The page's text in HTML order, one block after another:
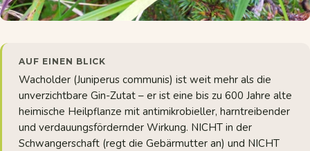
AUF EINEN BLICK
Wacholder (Juniperus communis) ist weit mehr als die
unverzichtbare Gin-Zutat – er ist eine bis zu 600 Jahre alte
heimische Heilpflanze mit antimikrobieller, harntreibender
und verdauungsfördernder Wirkung. NICHT in der
Schwangerschaft (regt die Gebärmutter an) und NICHT